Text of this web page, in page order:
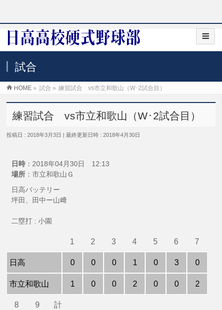
試合
HOME » 試合 » 練習試合 vs市立和歌山（W･2試合目）
練習試合 vs市立和歌山（W･2試合目）
投稿日 : 2018年3月3日 最終更新日時 : 2018年4月30日
日時 ：2018年04月30日 12:13
場所 ：市立和歌山Ｇ
日高バッテリー
坪田、田中ー山﨑
二塁打 : 小園
日高
市立和歌山
1
0
1
2
0
0
3
0
0
4
1
2
5
0
0
6
3
0
7
0
2
8 9 計